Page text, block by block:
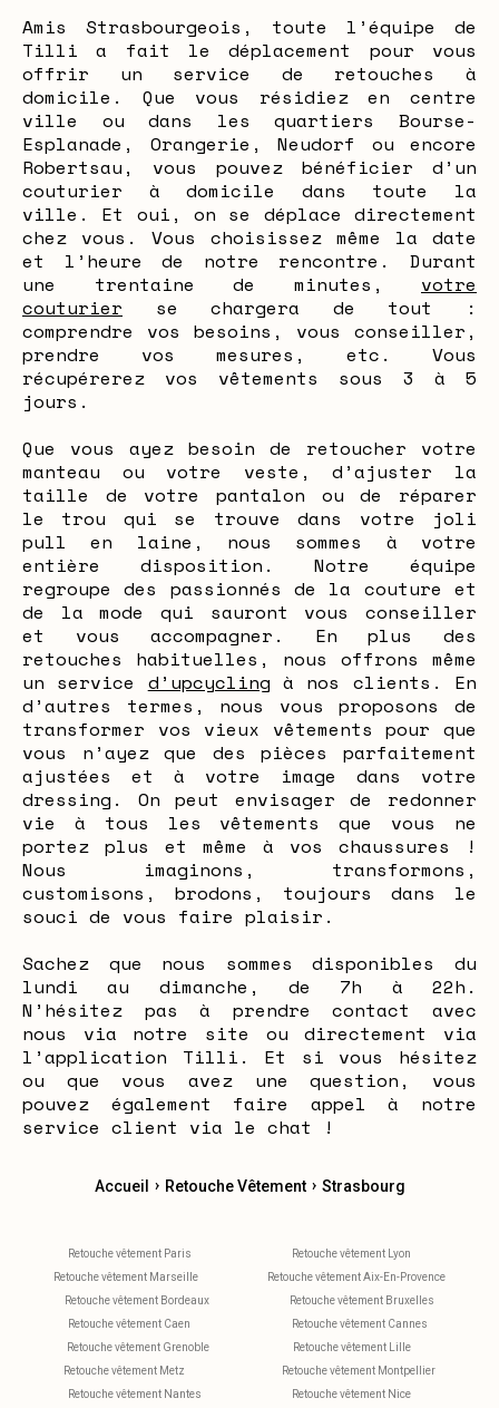
Amis Strasbourgeois, toute l’équipe de
Tilli a fait le déplacement pour vous
offrir un service de retouches à
domicile. Que vous résidiez en centre
ville ou dans les quartiers Bourse-
Esplanade, Orangerie, Neudorf ou encore
Robertsau, vous pouvez bénéficier d’un
couturier à domicile dans toute la
ville. Et oui, on se déplace directement
chez vous. Vous choisissez même la date
et l’heure de notre rencontre. Durant
une trentaine de minutes, votre
couturier se chargera de tout :
comprendre vos besoins, vous conseiller,
prendre vos mesures, etc. Vous
récupérerez vos vêtements sous 3 à 5
jours.
Que vous ayez besoin de retoucher votre
manteau ou votre veste, d’ajuster la
taille de votre pantalon ou de réparer
le trou qui se trouve dans votre joli
pull en laine, nous sommes à votre
entière disposition. Notre équipe
regroupe des passionnés de la couture et
de la mode qui sauront vous conseiller
et vous accompagner. En plus des
retouches habituelles, nous offrons même
un service d’upcycling à nos clients. En
d’autres termes, nous vous proposons de
transformer vos vieux vêtements pour que
vous n’ayez que des pièces parfaitement
ajustées et à votre image dans votre
dressing. On peut envisager de redonner
vie à tous les vêtements que vous ne
portez plus et même à vos chaussures !
Nous imaginons, transformons,
customisons, brodons, toujours dans le
souci de vous faire plaisir.
Sachez que nous sommes disponibles du
lundi au dimanche, de 7h à 22h.
N’hésitez pas à prendre contact avec
nous via notre site ou directement via
l’application Tilli. Et si vous hésitez
ou que vous avez une question, vous
pouvez également faire appel à notre
service client via le chat !
Accueil › Retouche Vêtement › Strasbourg
Retouche vêtement Paris
Retouche vêtement Lyon
Retouche vêtement Marseille
Retouche vêtement Aix-En-Provence
Retouche vêtement Bordeaux
Retouche vêtement Bruxelles
Retouche vêtement Caen
Retouche vêtement Cannes
Retouche vêtement Grenoble
Retouche vêtement Lille
Retouche vêtement Metz
Retouche vêtement Montpellier
Retouche vêtement Nantes
Retouche vêtement Nice